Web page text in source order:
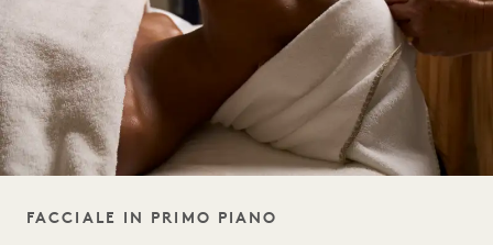
TAGLINE
FACCIALE IN PRIMO PIANO